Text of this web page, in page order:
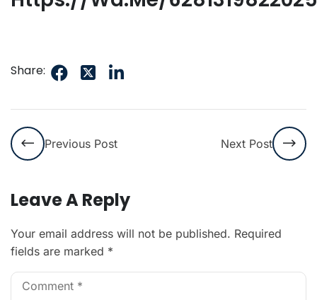
Share:
Previous Post Next Post
Leave A Reply
Your email address will not be published. Required
fields are marked *